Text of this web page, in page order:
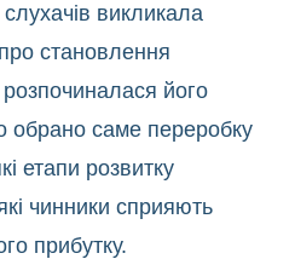
викликала
становлення
його
обрано саме переробку
етапи розвитку
чинники сприяють
прибутку.